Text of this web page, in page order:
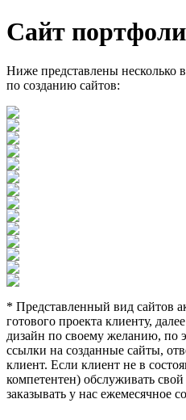
Сайт
Ниже представлены несколько
по созданию сайтов:
* Представленный вид сайтов
готового проекта клиенту,
дизайн по своему желанию, по
ссылки на созданные сайты,
клиент. Если клиент не в
компетентен) обслуживать
заказывать у нас ежемесячное